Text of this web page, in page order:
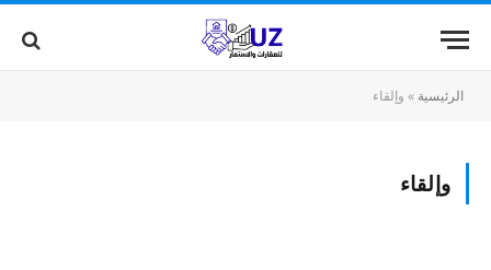
الرئيسية » وإلقاء
وإلقاء